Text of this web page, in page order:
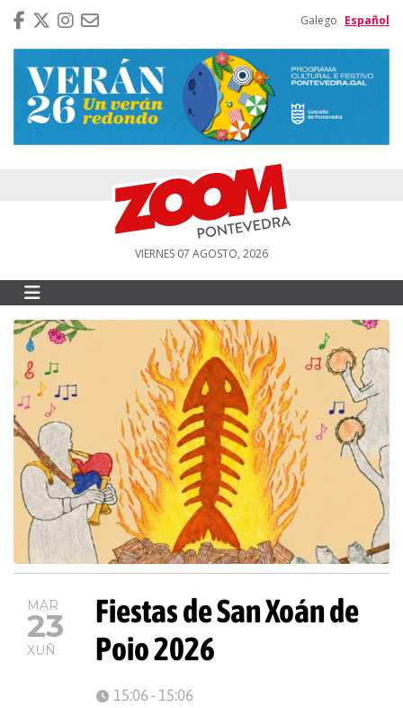
Galego Español
VIERNES 07 AGOSTO, 2026
MAR
23
XUÑ
Fiestas de San Xoán de
Poio 2026
15:06 - 15:06